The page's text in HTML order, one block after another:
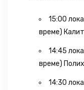
15:00
време)
14:45
време)
14:30